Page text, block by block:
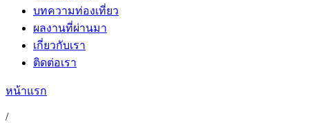
บทความท่องเที่ยว
ผลงานที่ผ่านมา
เกี่ยวกับเรา
ติดต่อเรา
หน้าแรก
/